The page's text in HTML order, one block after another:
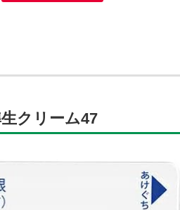
クリーム47